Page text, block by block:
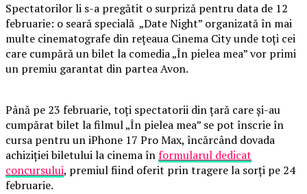
Spectatorilor li s-a pregătit o surpriză pentru data de 12
februarie: o seară specială „Date Night” organizată în mai
multe cinematografe din rețeaua Cinema City unde toți cei
care cumpără un bilet la comedia „În pielea mea” vor primi
un premiu garantat din partea Avon.
Până pe 23 februarie, toți spectatorii din țară care și-au
cumpărat bilet la filmul „În pielea mea” se pot înscrie în
cursa pentru un iPhone 17 Pro Max, încărcând dovada
achiziției biletului la cinema înformularul dedicat
concursului, premiul fiind oferit prin tragere la sorți pe 24
februarie.